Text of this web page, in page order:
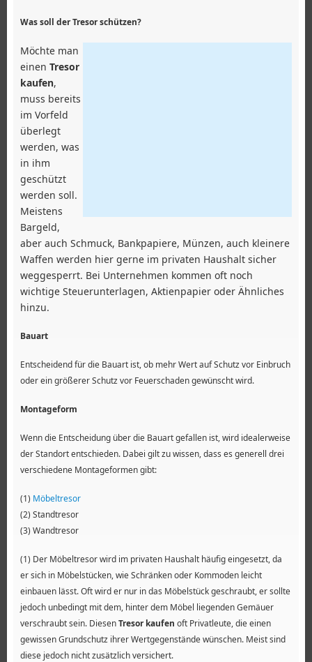
Was soll der Tresor schützen?
Möchte man
einen Tresor
kaufen,
muss bereits
im Vorfeld
überlegt
werden, was
in ihm
geschützt
werden soll.
Meistens
Bargeld,
aber auch Schmuck, Bankpapiere, Münzen, auch kleinere
Waffen werden hier gerne im privaten Haushalt sicher
weggesperrt. Bei Unternehmen kommen oft noch
wichtige Steuerunterlagen, Aktienpapier oder Ähnliches
hinzu.
Bauart
Entscheidend für die Bauart ist, ob mehr Wert auf Schutz vor Einbruch
oder ein größerer Schutz vor Feuerschaden gewünscht wird.
Montageform
Wenn die Entscheidung über die Bauart gefallen ist, wird idealerweise
der Standort entschieden. Dabei gilt zu wissen, dass es generell drei
verschiedene Montageformen gibt:
(1) Möbeltresor
(2) Standtresor
(3) Wandtresor
(1) Der Möbeltresor wird im privaten Haushalt häufig eingesetzt, da
er sich in Möbelstücken, wie Schränken oder Kommoden leicht
einbauen lässt. Oft wird er nur in das Möbelstück geschraubt, er sollte
jedoch unbedingt mit dem, hinter dem Möbel liegenden Gemäuer
verschraubt sein. DiesenTresor kaufen oft Privatleute, die einen
gewissen Grundschutz ihrer Wertgegenstände wünschen. Meist sind
diese jedoch nicht zusätzlich versichert.